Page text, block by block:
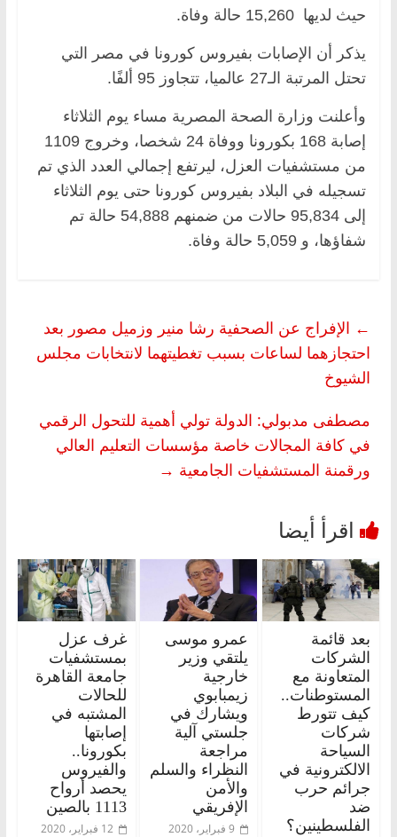
حيث لديها 15,260 حالة وفاة.
يذكر أن الإصابات بفيروس كورونا في مصر التي
تحتل المرتبة الـ27 عالميا، تتجاوز 95 ألفًا.
وأعلنت وزارة الصحة المصرية مساء يوم الثلاثاء
إصابة 168 بكورونا ووفاة 24 شخصا، وخروج 1109
من مستشفيات العزل، ليرتفع إجمالي العدد الذي تم
تسجيله في البلاد بفيروس كورونا حتى يوم الثلاثاء
إلى 95,834 حالات من ضمنهم 54,888 حالة تم
شفاؤها، و 5,059 حالة وفاة.
← الإفراج عن الصحفية رشا منير وزميل مصور بعد
احتجازهما لساعات بسبب تغطيتهما لانتخابات مجلس
الشيوخ
مصطفى مدبولي: الدولة تولي أهمية للتحول الرقمي
في كافة المجالات خاصة مؤسسات التعليم العالي
ورقمنة المستشفيات الجامعية →
بعد قائمة
الشركات
المتعاونة مع
المستوطنات..
كيف تتورط
شركات
السياحة
الالكترونية في
جرائم حرب
ضد
الفلسطينين؟
عمرو موسى
يلتقي وزير
خارجية
زيمبابوي
ويشارك في
جلستي آلية
مراجعة
النظراء والسلم
والأمن
الإفريقي
9 فبراير، 2020
غرف عزل
بمستشفيات
جامعة القاهرة
للحالات
المشتبه في
إصابتها
بكورونا..
والفيروس
يحصد أرواح
1113 بالصين
12 فبراير، 2020